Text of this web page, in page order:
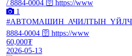
1
8884-0004 🛜 https://www
60,000₮
2026-05-13